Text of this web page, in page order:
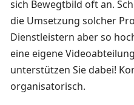
sich Bewegtbild oft an.
die Umsetzung solcher
Dienstleistern aber so
eine eigene
unterstützen Sie dabei!
organisatorisch.